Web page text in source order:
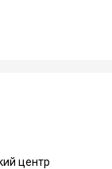
центр